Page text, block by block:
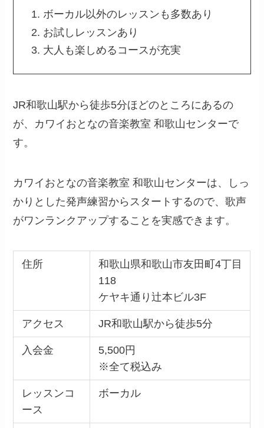
ボーカル以外のレッスンも多数あり
お試しレッスンあり
大人も楽しめるコースが充実
JR和歌山駅から徒歩5分ほどのところにあるの
が、カワイおとなの音楽教室 和歌山センターで
す。
カワイおとなの音楽教室 和歌山センターは、しっ
かりとした発声練習からスタートするので、歌声
がワンランクアップすることを実感できます。
住所
和歌山県和歌山市友田町4丁目
118
ケヤキ通り辻本ビル3F
アクセス JR和歌山駅から徒歩5分
入会金
5,500円
※全て税込み
レッスンコ
ース
ボーカル